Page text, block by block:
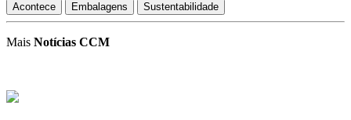
Acontece Embalagens Sustentabilidade
Mais Notícias CCM